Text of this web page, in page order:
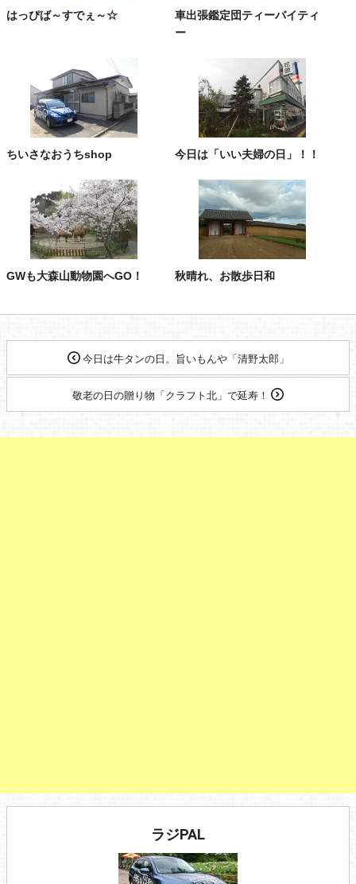
はっぴば～すでぇ～☆
車出張鑑定団ティーバイティ
ー
ちいさなおうちshop 今日は「いい夫婦の日」！！
GWも大森山動物園へGO！ 秋晴れ、お散歩日和
今日は牛タンの日。旨いもんや「清野太郎」
敬老の日の贈り物「クラフト北」で延寿！
ラジPAL